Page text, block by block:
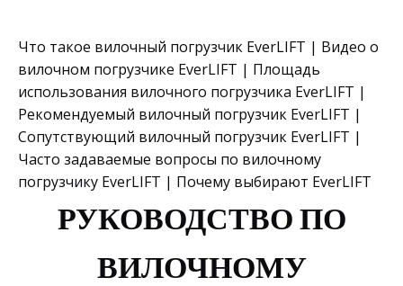
Что такое вилочный погрузчик EverLIFT | Видео о
вилочном погрузчике EverLIFT | Площадь
использования вилочного погрузчика EverLIFT |
Рекомендуемый вилочный погрузчик EverLIFT |
Сопутствующий вилочный погрузчик EverLIFT |
Часто задаваемые вопросы по вилочному
погрузчику EverLIFT | Почему выбирают EverLIFT
РУКОВОДСТВО ПО
ВИЛОЧНОМУ